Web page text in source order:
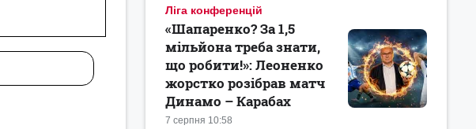
Ліга конференцій
7 серпня 10:58
«Шапаренко? За 1,5
мільйона треба знати,
що робити!»: Леоненко
жорстко розібрав матч
Динамо – Карабах